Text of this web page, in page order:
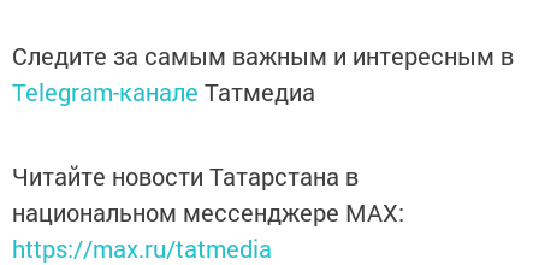
Следите за самым важным и интересным в
Telegram-канале Татмедиа
Читайте новости Татарстана в
национальном мессенджере MАХ:
https://max.ru/tatmedia